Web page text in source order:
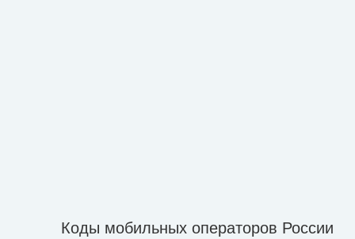
Коды мобильных операторов России